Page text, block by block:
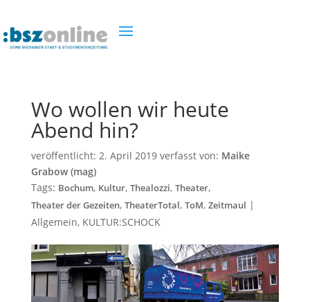
Wo wollen wir heute
Abend hin?
veröffentlicht: 2. April 2019verfasst von: Maike
Grabow (mag)
Tags: Bochum, Kultur, Thealozzi, Theater,
Theater der Gezeiten, TheaterTotal, ToM, Zeitmaul |
Allgemein, KULTUR:SCHOCK